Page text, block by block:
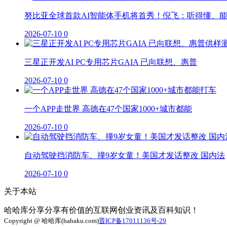
努比亚全球首款AI智能体手机将首秀！倪飞：听得懂、能
2026-07-10 0
三星正开发AI PC专用芯片GAIA 已向联想、惠普
2026-07-10 0
一个APP走世界 高德在47个国家1000+城市都能
2026-07-10 0
自动驾驶挡消防车、撞9岁女童！美国才发话整改 国内法
2026-07-10 0
关于本站
哈哈库分享分享有价值的互联网创业资讯及百科知识！
Copyright @ 哈哈库(hahaku.com)晋ICP备17011136号-29